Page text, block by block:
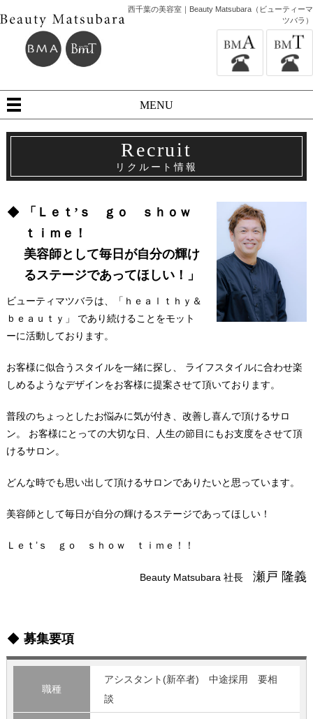
西千葉の美容室｜Beauty Matsubara（ビューティーマ
ツバラ）
MENU
Recruit
リクルート情報
「Ｌｅｔ’ｓ ｇｏ ｓｈｏｗ
ｔｉｍｅ！
美容師として毎日が自分の輝け
るステージであってほしい！」
ビューティマツバラは、「ｈｅａｌｔｈｙ＆
ｂｅａｕｔｙ」
であり続けることをモット
ーに活動しております。
お客様に似合うスタイルを一緒に探し、
ライフスタイルに合わせ楽
しめるようなデザインをお客様に提案させて頂いております。
普段のちょっとしたお悩みに気が付き、改善し喜んで頂けるサロ
ン。
お客様にとっての大切な日、人生の節目にもお支度をさせて頂
けるサロン。
どんな時でも思い出して頂けるサロンでありたいと思っています。
美容師として毎日が自分の輝けるステージであってほしい！
Ｌｅｔ’ｓ ｇｏ ｓｈｏｗ ｔｉｍｅ！！
Beauty Matsubara 社長瀬戸 隆義
募集要項
職種
アシスタント(新卒者) 中途採用 要相
談